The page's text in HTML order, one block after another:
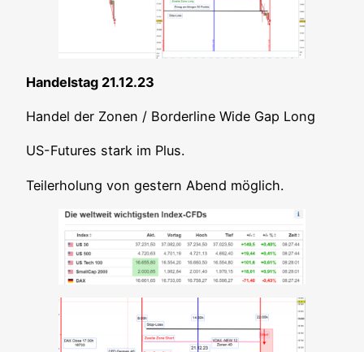
Han­dels­tag 21.12.23
Han­del der Zonen / Bor­der­line Wide Gap Long
US-Futures stark im Plus.
Teil­er­ho­lung von ges­tern Abend möglich.